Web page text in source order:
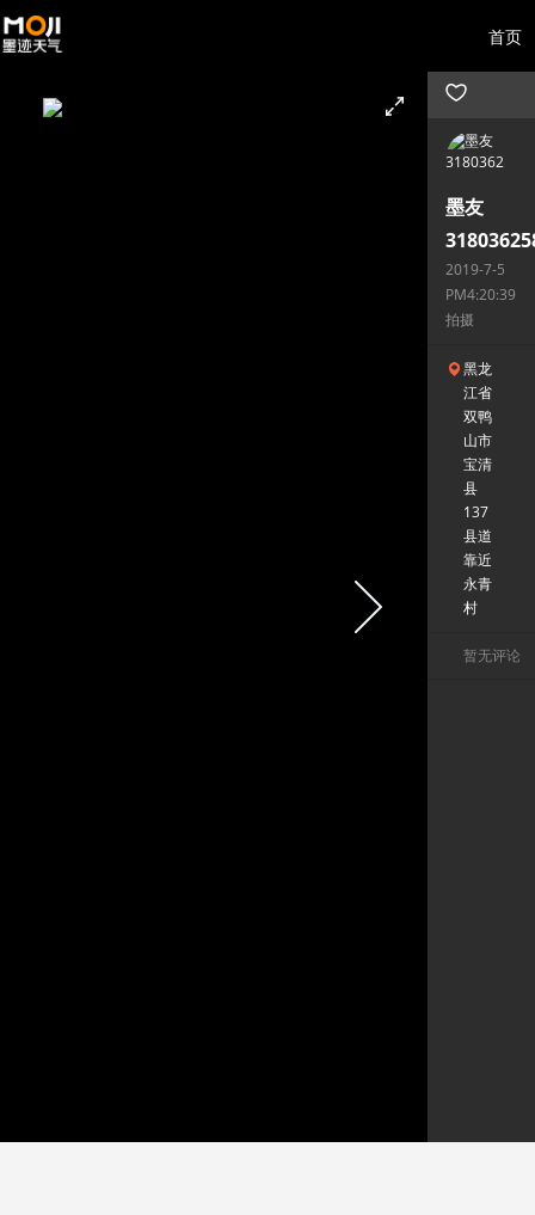
首页
墨友
2019-7-5
PM4:20:39
拍摄
黑龙
江省
双鸭
山市
宝清
县
137
县道
靠近
永青
村
暂无评论